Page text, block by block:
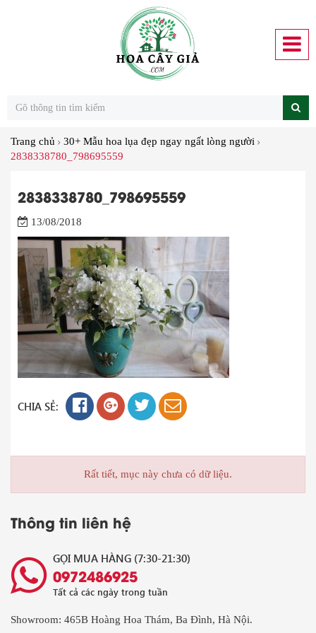
Trang chủ
30+ Mẫu hoa lụa đẹp ngay ngất lòng người
2838338780_798695559
2838338780_798695559
13/08/2018
CHIA SẺ:
Rất tiết, mục này chưa có dữ liệu.
Thông tin liên hệ
GỌI MUA HÀNG (7:30-21:30)
0972486925
Tất cả các ngày trong tuần
Showroom: 465B Hoàng Hoa Thám, Ba Đình, Hà Nội.